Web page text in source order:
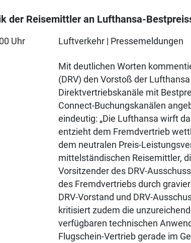
der Reisemittler an Lufthansa-
Uhr Luftverkehr Pressemeldungen
Mit deutlichen Worten
(DRV) den Vorstoß der
Direktvertriebskanäle mit
Connect-Buchungskanälen
eindeutig: „Die Lufthansa wirft
entzieht dem Fremdvertrieb
dem neutralen Preis-
mittelständischen Reisemittler,
Vorsitzender des DRV-
des Fremdvertriebs durch
DRV-Vorstand und DRV-
kritisiert zudem die
verfügbaren technischen
Flugschein-Vertrieb gerade im